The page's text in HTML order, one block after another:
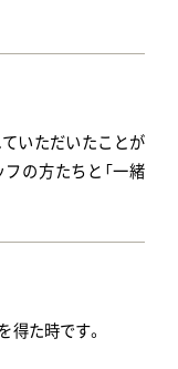
いただいたことが
の方たちと「一緒
た時です。